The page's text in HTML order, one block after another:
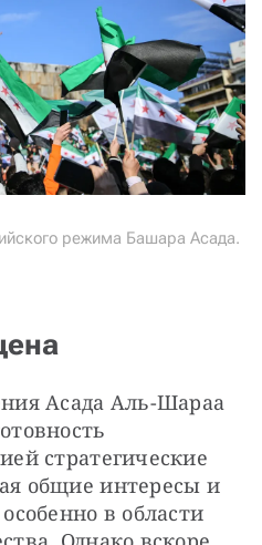
режима Башара Асада.
Асада Аль-Шараа
стратегические
общие интересы и
в области